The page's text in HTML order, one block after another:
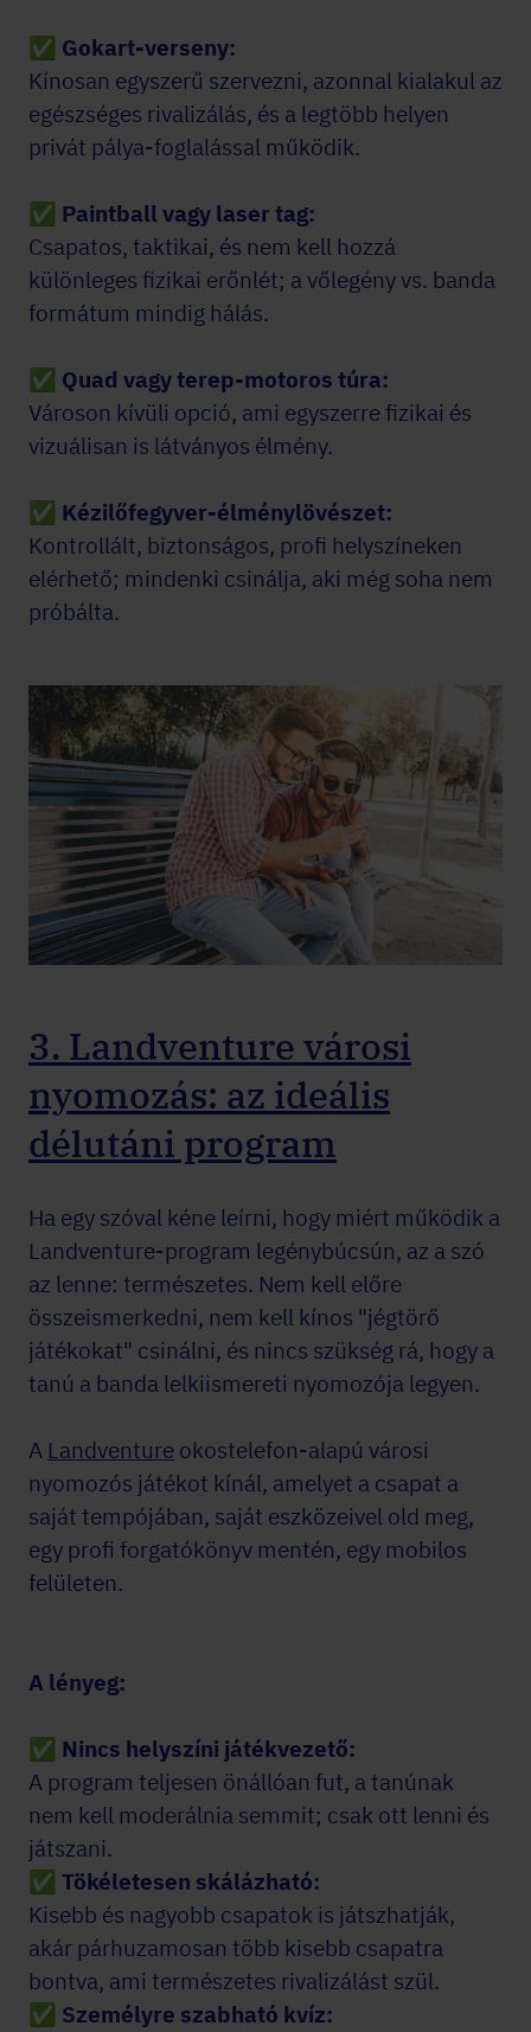
✅ Gokart-verseny:
Kínosan egyszerű szervezni, azonnal kialakul az
egészséges rivalizálás, és a legtöbb helyen
privát pálya-foglalással működik.
✅ Paintball vagy laser tag:
Csapatos, taktikai, és nem kell hozzá
különleges fizikai erőnlét; a vőlegény vs. banda
formátum mindig hálás.
✅ Quad vagy terep-motoros túra:
Városon kívüli opció, ami egyszerre fizikai és
vizuálisan is látványos élmény.
✅ Kézilőfegyver-élménylövészet:
Kontrollált, biztonságos, profi helyszíneken
elérhető; mindenki csinálja, aki még soha nem
próbálta.
3. Landventure városi
nyomozás: az ideális
délutáni program
Ha egy szóval kéne leírni, hogy miért működik a
Landventure-program legénybúcsún, az a szó
az lenne: természetes. Nem kell előre
összeismerkedni, nem kell kínos "jégtörő
játékokat" csinálni, és nincs szükség rá, hogy a
tanú a banda lelkiismereti nyomozója legyen.
A Landventure okostelefon-alapú városi
nyomozós játékot kínál, amelyet a csapat a
saját tempójában, saját eszközeivel old meg,
egy profi forgatókönyv mentén, egy mobilos
felületen.
A lényeg:
✅ Nincs helyszíni játékvezető:
A program teljesen önállóan fut, a tanúnak
nem kell moderálnia semmit; csak ott lenni és
játszani.
✅ Tökéletesen skálázható:
Kisebb és nagyobb csapatok is játszhatják,
akár párhuzamosan több kisebb csapatra
bontva, ami természetes rivalizálást szül.
✅ Személyre szabható kvíz: